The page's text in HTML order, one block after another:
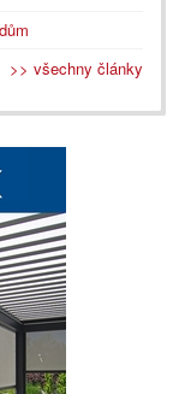
>> všechny články